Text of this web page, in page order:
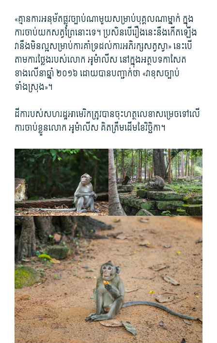
«​គ្មានការ​អនុម័ត​ផ្លូវ​ច្បាប់ណាមួយ​សម្រាប់​បុគ្គលណា​ម្នាក់ ​ក្នុង​
ការ​ចាប់​យកសត្វ​ព្រៃ​នោះ​ទេ។ ប្រសិនបើរឿងនេះនឹងកើតឡើង
វានឹងមិនល្អសម្រាប់ការគាំទ្រដល់ការអភិរក្សសត្វស្វា» នេះបើ
តាមការថ្លែងរបស់លោក អូម៉ាលីស នៅក្នុងអត្ថបទកាសែត
ខាងលើនាឆ្នាំ ២០១៦ ដោយបានបញ្ជាក់ថា «វាខុសច្បាប់
ទាំងស្រុង»។
ដីការបស់សហរដ្ឋអាមេរិកត្រូវបានចុះហត្ថលេខាសម្រេចទៅលើ
ការចាប់ខ្លួនលោក អូម៉ាលីស គិតត្រឹមដើមខែវិច្ឆិកា។